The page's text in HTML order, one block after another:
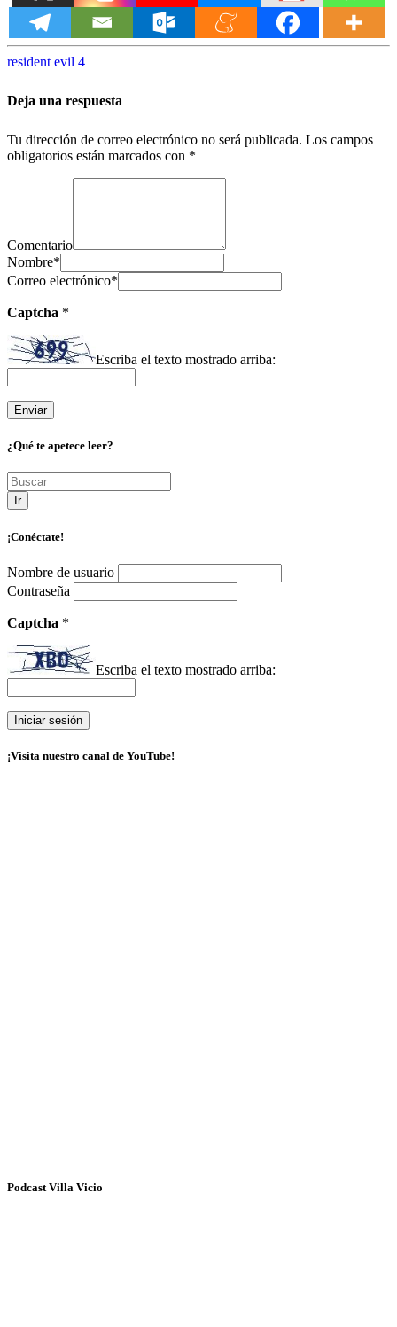
resident evil 4
Deja una respuesta
Tu dirección de correo electrónico no será publicada. Los campos
obligatorios están marcados con *
Comentario
Nombre*
Correo electrónico*
Captcha *
Escriba el texto mostrado arriba:
¿Qué te apetece leer?
Ir
¡Conéctate!
Nombre de usuario
Contraseña
Captcha *
Escriba el texto mostrado arriba:
¡Visita nuestro canal de YouTube!
Podcast Villa Vicio